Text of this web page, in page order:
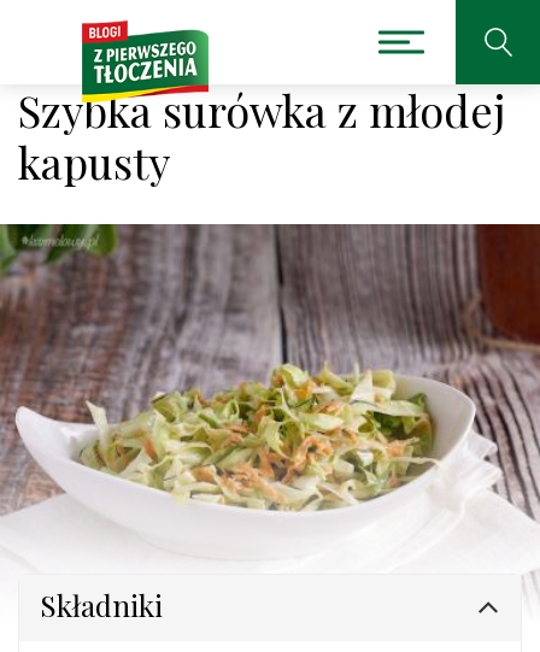
Szybka surówka z młodej
kapusty
Składniki